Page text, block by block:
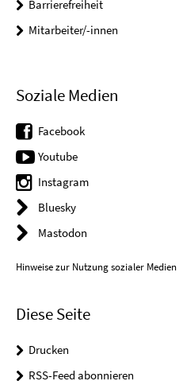
Barrierefreiheit
Mitarbeiter/-innen
Soziale Medien
Facebook
Youtube
Instagram
Bluesky
Mastodon
Hinweise zur Nutzung sozialer Medien
Diese Seite
Drucken
RSS-Feed abonnieren